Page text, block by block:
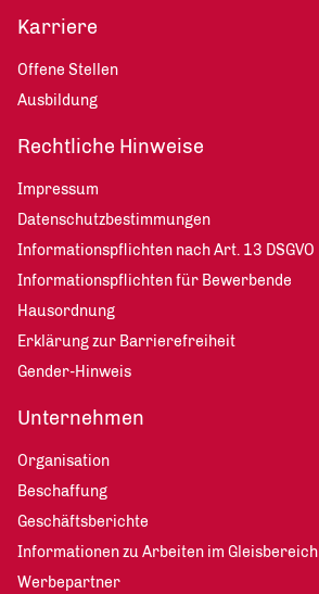
Karriere
Offene Stellen
Ausbildung
Rechtliche Hinweise
Impressum
Datenschutzbestimmungen
Informationspflichten nach Art. 13 DSGVO
Informationspflichten für Bewerbende
Hausordnung
Erklärung zur Barrierefreiheit
Gender-Hinweis
Unternehmen
Organisation
Beschaffung
Geschäftsberichte
Informationen zu Arbeiten im Gleisbereich
Werbepartner